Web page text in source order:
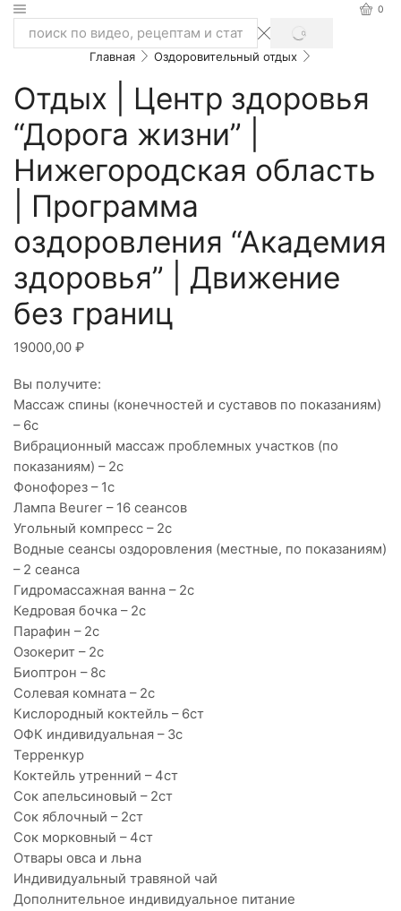
0
Search
SEARCH
Главная Оздоровительный отдых
Отдых | Центр здоровья
“Дорога жизни” |
Нижегородская область
| Программа
оздоровления “Академия
здоровья” | Движение
без границ
19000,00 ₽
Вы получите:
Массаж спины (конечностей и суставов по показаниям)
– 6с
Вибрационный массаж проблемных участков (по
показаниям) – 2с
Фонофорез – 1с
Лампа Beurer – 16 сеансов
Угольный компресс – 2с
Водные сеансы оздоровления (местные, по показаниям)
– 2 сеанса
Гидромассажная ванна – 2с
Кедровая бочка – 2с
Парафин – 2с
Озокерит – 2с
Биоптрон – 8с
Солевая комната – 2с
Кислородный коктейль – 6ст
ОФК индивидуальная – 3с
Терренкур
Коктейль утренний – 4ст
Сок апельсиновый – 2ст
Сок яблочный – 2ст
Сок морковный – 4ст
Отвары овса и льна
Индивидуальный травяной чай
Дополнительное индивидуальное питание